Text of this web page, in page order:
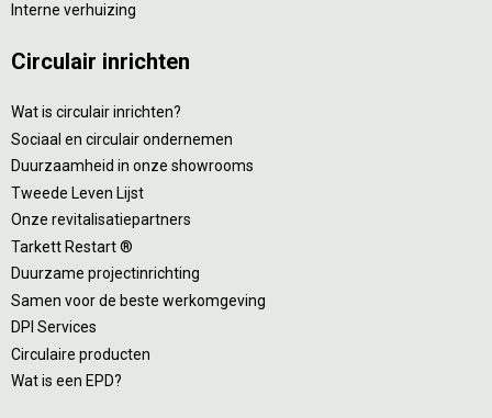
Interne verhuizing
Circulair inrichten
Wat is circulair inrichten?
Sociaal en circulair ondernemen
Duurzaamheid in onze showrooms
Tweede Leven Lijst
Onze revitalisatiepartners
Tarkett Restart ®
Duurzame projectinrichting
Samen voor de beste werkomgeving
DPI Services
Circulaire producten
Wat is een EPD?